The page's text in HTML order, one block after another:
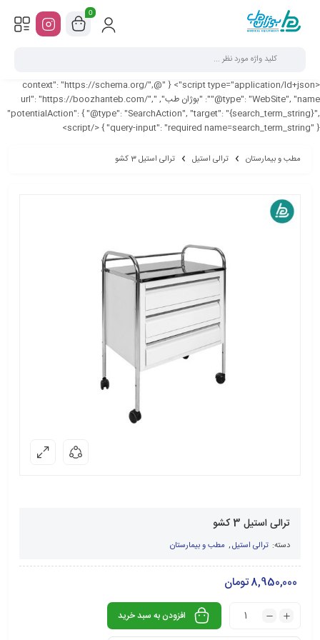
<script type="application/ld+json"> { "@context": "https://schema.org/",
"@type": "WebSite", "name": "بوژان طب", "url": "https://boozhanteb.com/",
"potentialAction": { "@type": "SearchAction", "target": "{search_term_string}",
"query-input": "required name=search_term_string" } } </script>
0
مطب و بیمارستان ترالی استیل ترالی استیل 3 کشو
ترالی استیل 3 کشو
دسته: ترالی استیل, مطب و بیمارستان
8,950,000تومان
افزودن به سبد خرید